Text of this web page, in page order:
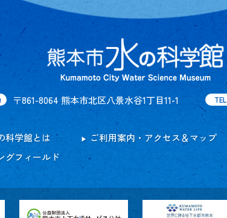
〒861-8064 熊本市北区八景水谷1丁目11-1 TEL
科学館とは
ご利用案内・アクセス＆マップ
グフィールド